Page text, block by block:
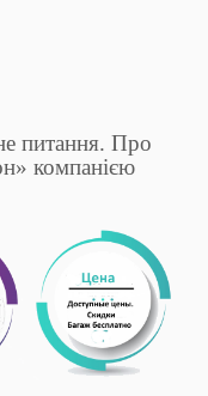
питання. Про
компанією